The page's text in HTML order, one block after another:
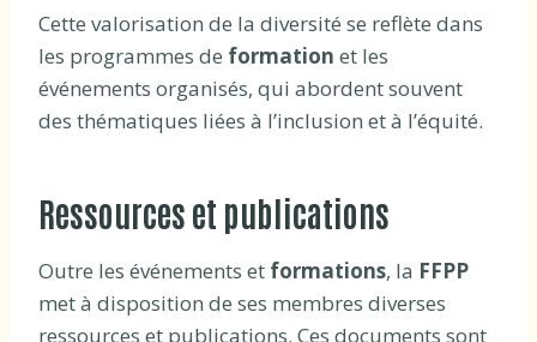
Cette valorisation de la diversité se reflète dans
les programmes de formation et les
événements organisés, qui abordent souvent
des thématiques liées à l’inclusion et à l’équité.
Ressources et publications
Outre les événements et formations, la FFPP
met à disposition de ses membres diverses
ressources et publications. Ces documents sont